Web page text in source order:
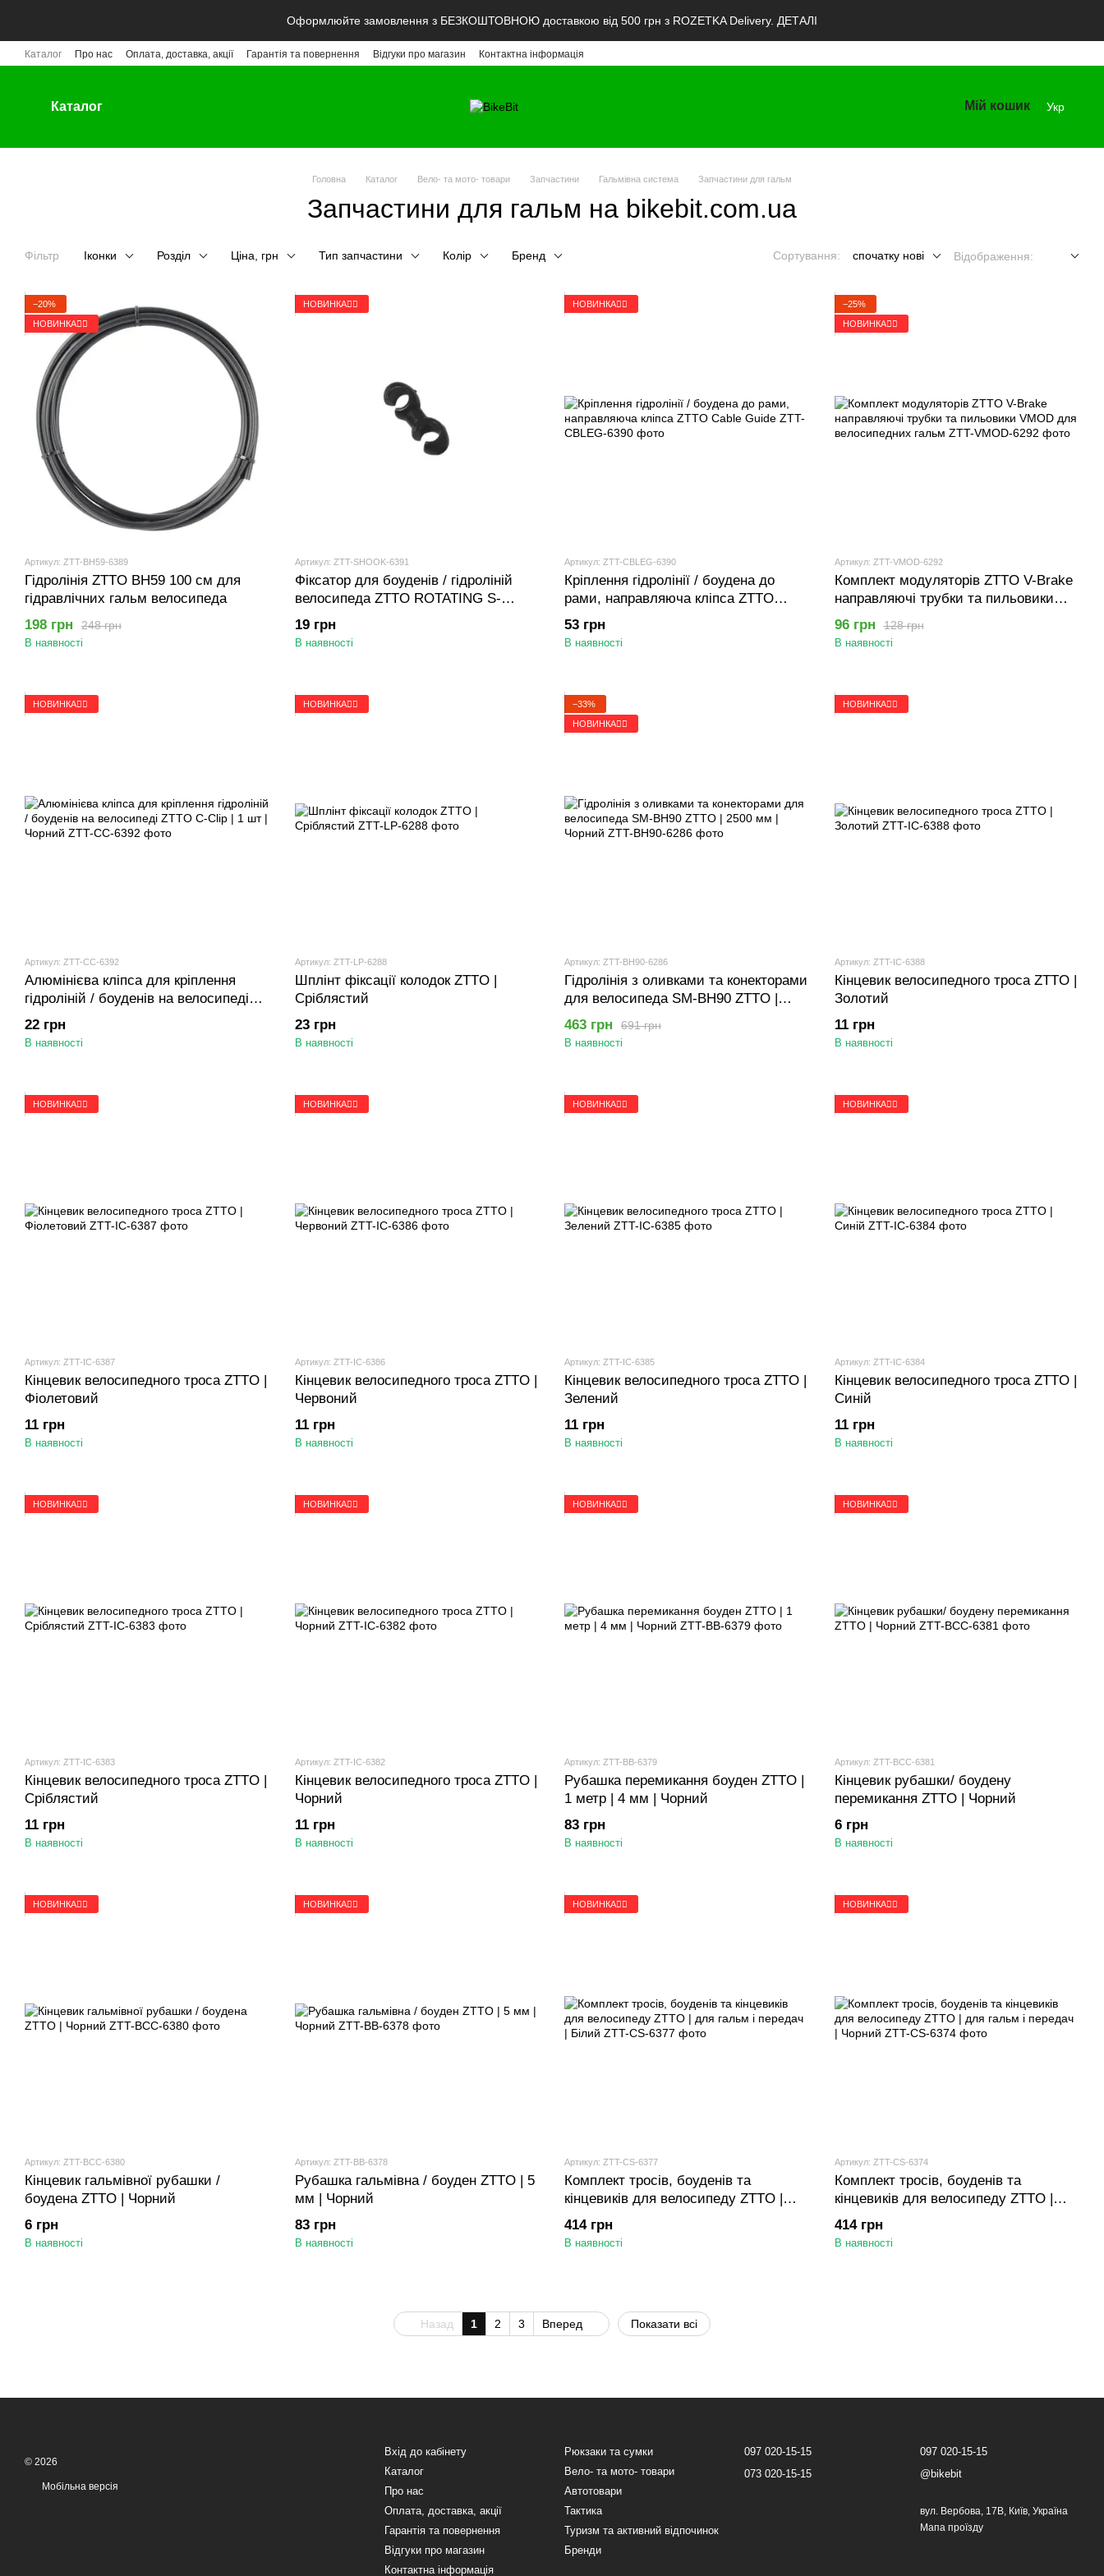
Оформлюйте замовлення з БЕЗКОШТОВНОЮ доставкою від 500 грн з ROZETKA Delivery. ДЕТАЛІ
Каталог Про нас Оплата, доставка, акції Гарантія та повернення Відгуки про магазин Контактна інформація
Каталог Мій кошик Укр
Головна Каталог Вело- та мото- товари Запчастини Гальмівна система Запчастини для гальм
Запчастини для гальм на bikebit.com.ua
Фільтр Іконки Розділ Ціна, грн Тип запчастини Колір Бренд Сортування: спочатку нові Відображення:
−20%
НОВИНКА🚴‍♂️
Артикул: ZTT-BH59-6389
Гідролінія ZTTO BH59 100 см для
гідравлічних гальм велосипеда
248 грн
198 грн
В наявності
НОВИНКА🚴‍♂️
Артикул: ZTT-SHOOK-6391
Фіксатор для боуденів / гідроліній
велосипеда ZTTO ROTATING S-
HOOK
19 грн
В наявності
НОВИНКА🚴‍♂️
Артикул: ZTT-CBLEG-6390
Кріплення гідролінії / боудена до
рами, направляюча кліпса ZTTO
Cable Guide
53 грн
В наявності
−25%
НОВИНКА🚴‍♂️
Артикул: ZTT-VMOD-6292
Комплект модуляторів ZTTO V-Brake
направляючі трубки та пильовики
VMOD для велосипедних гальм
128 грн
96 грн
В наявності
НОВИНКА🚴‍♂️
Артикул: ZTT-CC-6392
Алюмінієва кліпса для кріплення
гідроліній / боуденів на велосипеді
ZTTO C-Clip | 1 шт | Чорний
22 грн
В наявності
НОВИНКА🚴‍♂️
Артикул: ZTT-LP-6288
Шплінт фіксації колодок ZTTO |
Сріблястий
23 грн
В наявності
−33%
НОВИНКА🚴‍♂️
Артикул: ZTT-BH90-6286
Гідролінія з оливками та конекторами
для велосипеда SM-BH90 ZTTO |
2500 мм | Чорний
691 грн
463 грн
В наявності
НОВИНКА🚴‍♂️
Артикул: ZTT-IC-6388
Кінцевик велосипедного троса ZTTO |
Золотий
11 грн
В наявності
НОВИНКА🚴‍♂️
Артикул: ZTT-IC-6387
Кінцевик велосипедного троса ZTTO |
Фіолетовий
11 грн
В наявності
НОВИНКА🚴‍♂️
Артикул: ZTT-IC-6386
Кінцевик велосипедного троса ZTTO |
Червоний
11 грн
В наявності
НОВИНКА🚴‍♂️
Артикул: ZTT-IC-6385
Кінцевик велосипедного троса ZTTO |
Зелений
11 грн
В наявності
НОВИНКА🚴‍♂️
Артикул: ZTT-IC-6384
Кінцевик велосипедного троса ZTTO |
Синій
11 грн
В наявності
НОВИНКА🚴‍♂️
Артикул: ZTT-IC-6383
Кінцевик велосипедного троса ZTTO |
Сріблястий
11 грн
В наявності
НОВИНКА🚴‍♂️
Артикул: ZTT-IC-6382
Кінцевик велосипедного троса ZTTO |
Чорний
11 грн
В наявності
НОВИНКА🚴‍♂️
Артикул: ZTT-BB-6379
Рубашка перемикання боуден ZTTO |
1 метр | 4 мм | Чорний
83 грн
В наявності
НОВИНКА🚴‍♂️
Артикул: ZTT-BCC-6381
Кінцевик рубашки/ боудену
перемикання ZTTO | Чорний
6 грн
В наявності
НОВИНКА🚴‍♂️
Артикул: ZTT-BCC-6380
Кінцевик гальмівної рубашки /
боудена ZTTO | Чорний
6 грн
В наявності
НОВИНКА🚴‍♂️
Артикул: ZTT-BB-6378
Рубашка гальмівна / боуден ZTTO | 5
мм | Чорний
83 грн
В наявності
НОВИНКА🚴‍♂️
Артикул: ZTT-CS-6377
Комплект тросів, боуденів та
кінцевиків для велосипеду ZTTO |
для гальм і передач | Білий
414 грн
В наявності
НОВИНКА🚴‍♂️
Артикул: ZTT-CS-6374
Комплект тросів, боуденів та
кінцевиків для велосипеду ZTTO |
для гальм і передач | Чорний
414 грн
В наявності
Назад 1 2 3 Вперед Показати всі
© 2026
Мобільна версія
Вхід до кабінету
Каталог
Про нас
Оплата, доставка, акції
Гарантія та повернення
Відгуки про магазин
Контактна інформація
Рюкзаки та сумки
Вело- та мото- товари
Автотовари
Тактика
Туризм та активний відпочинок
Бренди
097 020-15-15
073 020-15-15
097 020-15-15
@bikebit
вул. Вербова, 17В, Київ, Україна
Мапа проїзду